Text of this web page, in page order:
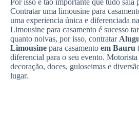
Contratar uma limousine para
uma experiencia única e diferenciada
Limousine para casamento é sucesso
quanto noivas, por isso, contratar
Limousine para casamento em Bauru
diferencial para o seu evento.
decoração, doces, guloseimas e
lugar.